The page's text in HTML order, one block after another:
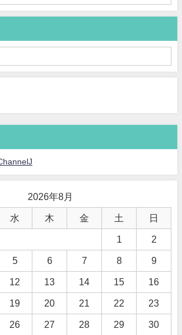
2026年8月
水 木 金 土 日
1 2
5 6 7 8 9
12 13 14 15 16
19 20 21 22 23
26 27 28 29 30